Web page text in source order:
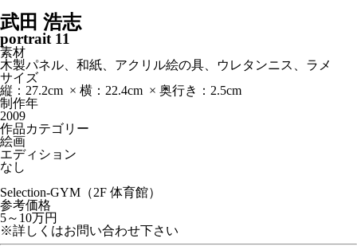
武田 浩志
portrait 11
素材
木製パネル、和紙、アクリル絵の具、ウレタンニス、ラメ
サイズ
縦：27.2cm × 横：22.4cm × 奥行き：2.5cm
制作年
2009
作品カテゴリー
絵画
エディション
なし
Selection-GYM（2F 体育館）
参考価格
5～10万円
※詳しくはお問い合わせ下さい